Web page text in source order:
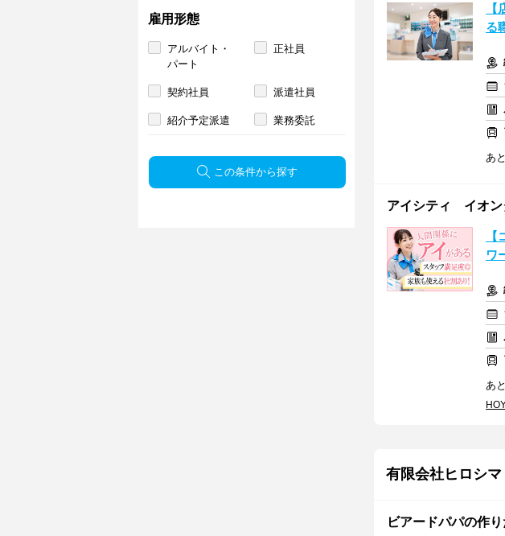
雇用形態
アルバイト・
パート
正社員
契約社員 派遣社員
紹介予定派遣 業務委託
この条件から探す
る
あ
アイシティ イオン
ワ
あ
有限会社ヒロシマ
ビアードパパの作